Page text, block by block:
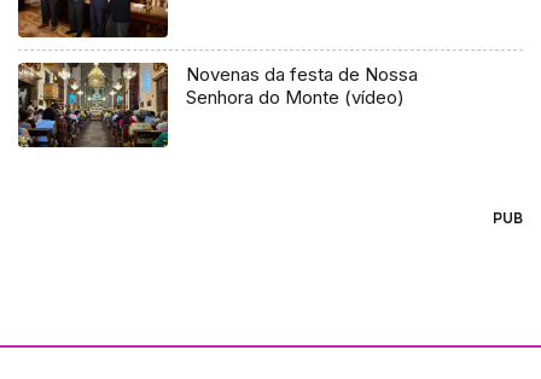
Novenas da festa de Nossa
Senhora do Monte (vídeo)
PUB